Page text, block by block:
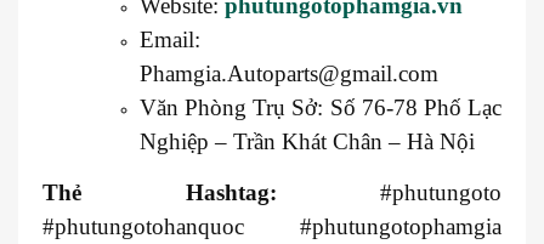
Email:
Phamgia.Autoparts@gmail.com
Văn Phòng Trụ Sở: Số 76-78 Phố Lạc
Nghiệp – Trần Khát Chân – Hà Nội
Thẻ Hashtag: #phutungoto
#phutungotohanquoc #phutungotophamgia